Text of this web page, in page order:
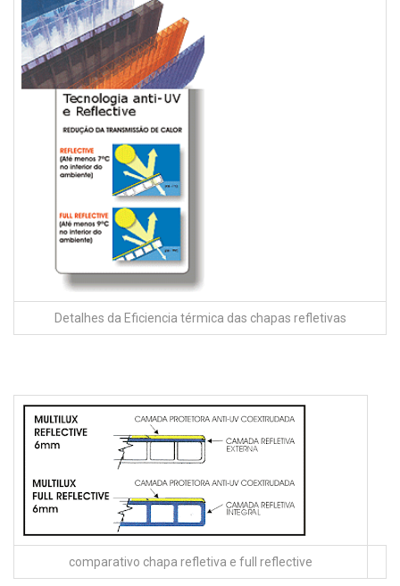
Detalhes da Eficiencia térmica das chapas refletivas
comparativo chapa refletiva e full reflective